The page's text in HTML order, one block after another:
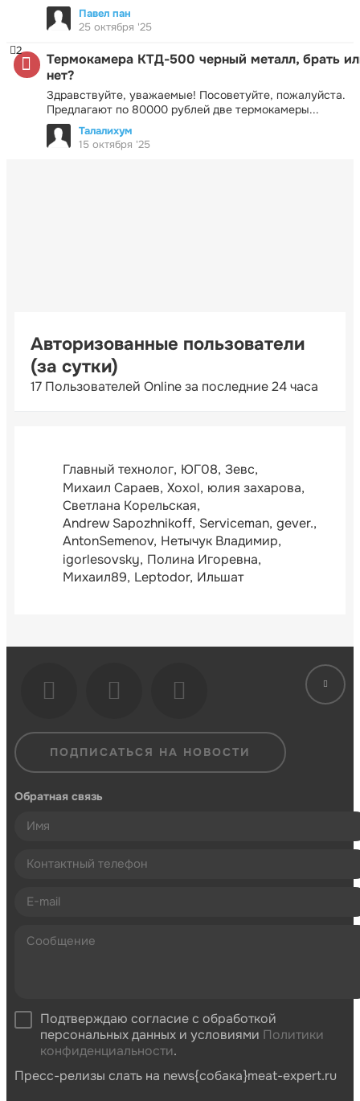
Павел пан
25 октября '25
Термокамера КТД-500 черный металл, брать
нет?
Здравствуйте, уважаемые! Посоветуйте, пожалуйста.
Предлагают по 80000 рублей две термокамеры...
2
Талалихум
15 октября '25
Авторизованные пользователи
(за сутки)
17 Пользователей Online за последние 24 часа
Главный технолог ЮГ08 Зевс
Михаил Сараев Xoxol юлия захарова
Светлана Корельская
Andrew Sapozhnikoff Serviceman gever.
AntonSemenov Нетычук Владимир
igorlesovsky Полина Игоревна
Михаил89 Leptodor Ильшат
ПОДПИСАТЬСЯ НА НОВОСТИ
Обратная связь
Подтверждаю согласие с обработкой
персональных данных и условиями Политики
конфиденциальности.
Пресс-релизы слать на news{собака}meat-expert.ru